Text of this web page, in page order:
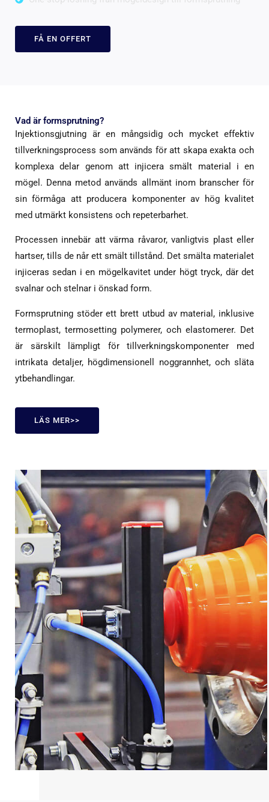
FÅ EN OFFERT
Vad är formsprutning?
Injektionsgjutning är en mångsidig och mycket effektiv
tillverkningsprocess som används för att skapa exakta och
komplexa delar genom att injicera smält material i en
mögel. Denna metod används allmänt inom branscher för
sin förmåga att producera komponenter av hög kvalitet
med utmärkt konsistens och repeterbarhet.
Processen innebär att värma råvaror, vanligtvis plast eller
hartser, tills de når ett smält tillstånd. Det smälta materialet
injiceras sedan i en mögelkavitet under högt tryck, där det
svalnar och stelnar i önskad form.
Formsprutning stöder ett brett utbud av material, inklusive
termoplast, termosetting polymerer, och elastomerer. Det
är särskilt lämpligt för tillverkningskomponenter med
intrikata detaljer, högdimensionell noggrannhet, och släta
ytbehandlingar.
LÄS MER>>